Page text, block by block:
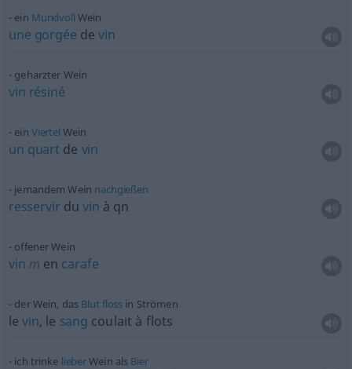
ein Mundvoll Wein
une gorgée devin
geharzter Wein
vin résiné
ein Viertel Wein
un quart de vin
jemandem Wein nachgießen
resservir duvin à qn
offener Wein
vin m en carafe
der Wein, das Blut floss in Strömen
levin, le sang coulait à flots
ich trinke lieberWein als Bier